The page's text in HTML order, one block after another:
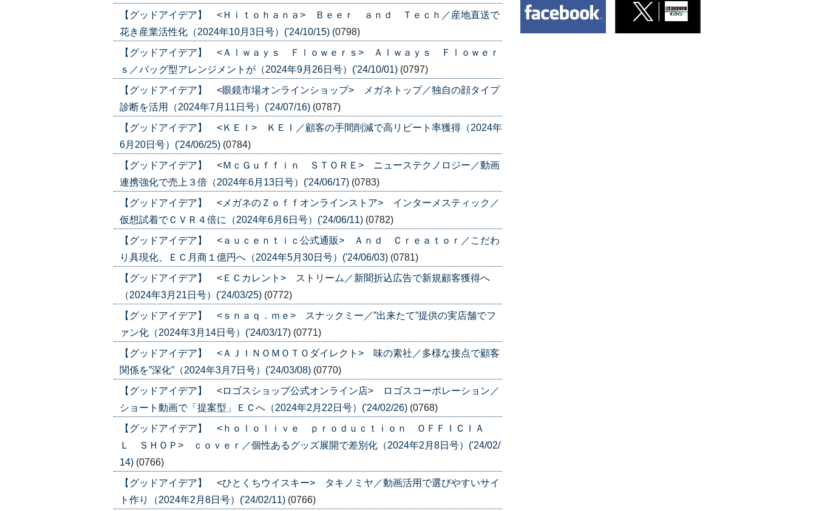
【グッドアイデア】 <Ｈｉｔｏｈａｎａ> Ｂｅｅｒ ａｎｄ Ｔｅｃｈ／産地直送で
花き産業活性化（2024年10月3日号）('24/10/15) (0798)
【グッドアイデア】 <Ａｌｗａｙｓ Ｆｌｏｗｅｒｓ> Ａｌｗａｙｓ Ｆｌｏｗｅｒ
ｓ／バッグ型アレンジメントが（2024年9月26日号）('24/10/01) (0797)
【グッドアイデア】 <眼鏡市場オンラインショップ> メガネトップ／独自の顔タイプ
診断を活用（2024年7月11日号）('24/07/16) (0787)
【グッドアイデア】 <ＫＥＩ> ＫＥＩ／顧客の手間削減で高リピート率獲得（2024年
6月20日号）('24/06/25) (0784)
【グッドアイデア】 <ＭｃＧｕｆｆｉｎ ＳＴＯＲＥ> ニューステクノロジー／動画
連携強化で売上３倍（2024年6月13日号）('24/06/17) (0783)
【グッドアイデア】 <メガネのＺｏｆｆオンラインストア> インターメスティック／
仮想試着でＣＶＲ４倍に（2024年6月6日号）('24/06/11) (0782)
【グッドアイデア】 <ａｕｃｅｎｔｉｃ公式通販> Ａｎｄ Ｃｒｅａｔｏｒ／こだわ
り具現化、ＥＣ月商１億円へ（2024年5月30日号）('24/06/03) (0781)
【グッドアイデア】 <ＥＣカレント> ストリーム／新聞折込広告で新規顧客獲得へ
（2024年3月21日号）('24/03/25) (0772)
【グッドアイデア】 <ｓｎａｑ．ｍｅ> スナックミー／”出来たて”提供の実店舗でフ
ァン化（2024年3月14日号）('24/03/17) (0771)
【グッドアイデア】 <ＡＪＩＮＯＭＯＴＯダイレクト> 味の素社／多様な接点で顧客
関係を”深化”（2024年3月7日号）('24/03/08) (0770)
【グッドアイデア】 <ロゴスショップ公式オンライン店> ロゴスコーポレーション／
ショート動画で「提案型」ＥＣへ（2024年2月22日号）('24/02/26) (0768)
【グッドアイデア】 <ｈｏｌｏｌｉｖｅ ｐｒｏｄｕｃｔｉｏｎ ＯＦＦＩＣＩＡ
Ｌ ＳＨＯＰ> ｃｏｖｅｒ／個性あるグッズ展開で差別化（2024年2月8日号）('24/02/
14) (0766)
【グッドアイデア】 <ひとくちウイスキー> タキノミヤ／動画活用で選びやすいサイ
ト作り（2024年2月8日号）('24/02/11) (0766)